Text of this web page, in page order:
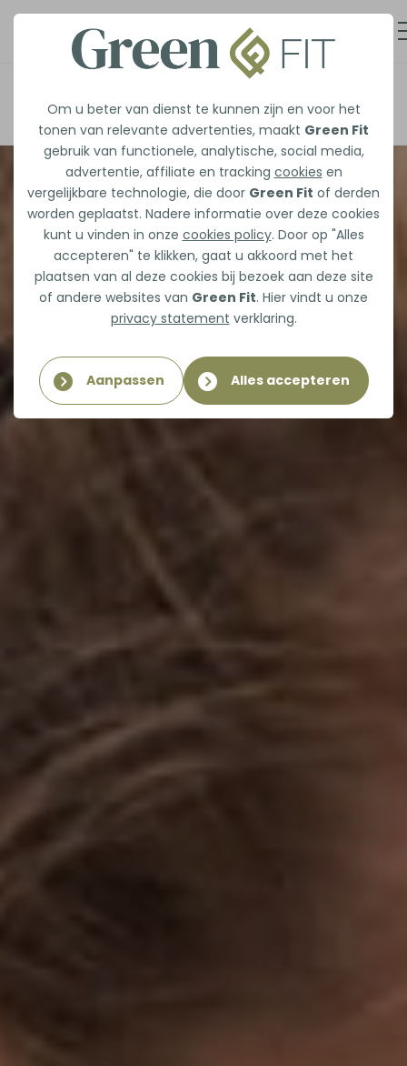
Om u beter van dienst te kunnen zijn en voor het
tonen van relevante advertenties, maakt Green Fit
gebruik van functionele, analytische, social media,
advertentie, affiliate en tracking cookies en
vergelijkbare technologie, die door Green Fit of derden
worden geplaatst. Nadere informatie over deze cookies
kunt u vinden in onze cookies policy. Door op "Alles
accepteren" te klikken, gaat u akkoord met het
plaatsen van al deze cookies bij bezoek aan deze site
of andere websites van Green Fit. Hier vindt u onze
privacy statement verklaring.
Aanpassen Alles accepteren
Afspraak maken